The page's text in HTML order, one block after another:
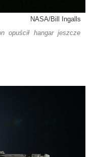
NASA/Bill Ingalls
opuścił hangar jeszcze